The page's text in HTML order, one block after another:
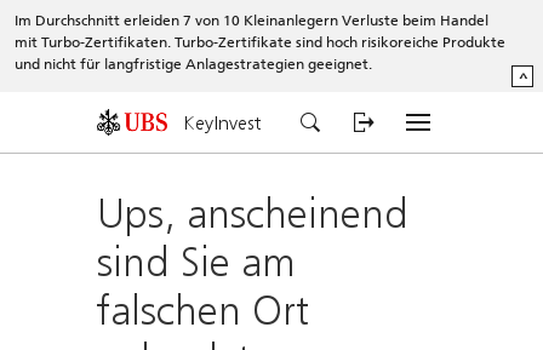
Im Durchschnitt erleiden 7 von 10 Kleinanlegern Verluste beim Handel
mit Turbo-Zertifikaten. Turbo-Zertifikate sind hoch risikoreiche Produkte
und nicht für langfristige Anlagestrategien geeignet.
^
KeyInvest
Ups, anscheinend
sind Sie am
falschen Ort